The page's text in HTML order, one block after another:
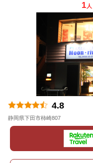
1 人
4.8
静岡県下田市柿崎807